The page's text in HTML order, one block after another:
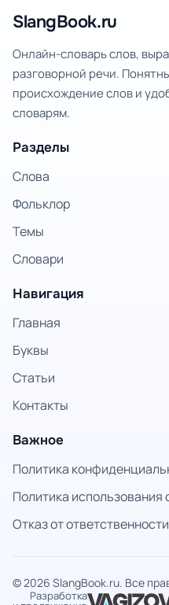
SlangBook.ru
Онлайн-словарь слов,
разговорной речи.
происхождение слов и
словарям.
Разделы
Слова
Фольклор
Темы
Словари
Навигация
Главная
Буквы
Статьи
Контакты
Важное
Политика
Политика использования
Отказ от ответственности
© 2026 SlangBook.ru. Все
Разработка